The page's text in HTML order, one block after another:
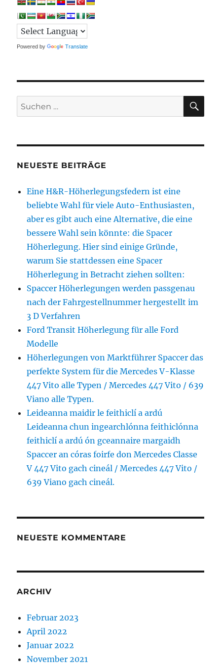
Powered by Translate
Suchen
nach:
NEUESTE BEITRÄGE
Eine H&R-Höherlegungsfedern ist eine
beliebte Wahl für viele Auto-Enthusiasten,
aber es gibt auch eine Alternative, die eine
bessere Wahl sein könnte: die Spacer
Höherlegung. Hier sind einige Gründe,
warum Sie stattdessen eine Spacer
Höherlegung in Betracht ziehen sollten:
Spaccer Höherlegungen werden passgenau
nach der Fahrgestellnummer hergestellt im
3 D Verfahren
Ford Transit Höherlegung für alle Ford
Modelle
Höherlegungen von Marktführer Spaccer das
perfekte System für die Mercedes V-Klasse
447 Vito alle Typen / Mercedes 447 Vito / 639
Viano alle Typen.
Leideanna maidir le feithiclí a ardú
Leideanna chun ingearchlónna feithiclónna
feithiclí a ardú ón gceannaire margaidh
Spaccer an córas foirfe don Mercedes Classe
V 447 Vito gach cineál / Mercedes 447 Vito /
639 Viano gach cineál.
NEUESTE KOMMENTARE
ARCHIV
Februar 2023
April 2022
Januar 2022
November 2021